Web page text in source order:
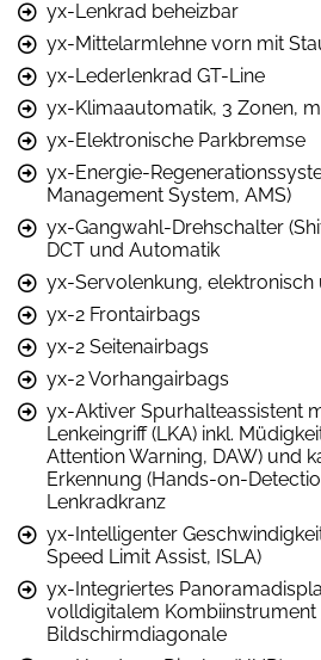
yx-Lenkrad beheizbar
yx-Mittelarmlehne vorn mit
yx-Lederlenkrad GT-Line
yx-Klimaautomatik, 3 Zonen,
yx-Elektronische Parkbremse
yx-Energie-
Management System, AMS)
yx-Gangwahl-Drehschalter
DCT und Automatik
yx-Servolenkung, elektronisch
yx-2 Frontairbags
yx-2 Seitenairbags
yx-2 Vorhangairbags
yx-Aktiver Spurhalteassistent
Lenkeingriff (LKA) inkl.
Attention Warning, DAW) und
Erkennung (Hands-on-
Lenkradkranz
yx-Intelligenter
Speed Limit Assist, ISLA)
yx-Integriertes
volldigitalem Kombiinstrument
Bildschirmdiagonale